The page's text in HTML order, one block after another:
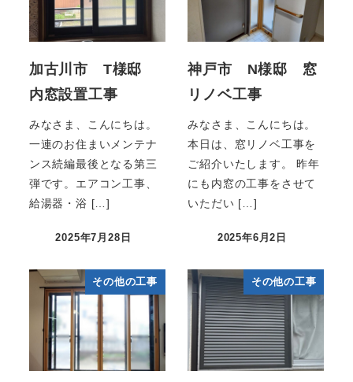
加古川市 T様邸
内窓設置工事
みなさま、こんにちは。
一連のお住まいメンテナ
ンス続編最後となる第三
弾です。エアコン工事、
給湯器・浴 […]
2025年7月28日
神戸市 N様邸 窓
リノベ工事
みなさま、こんにちは。
本日は、窓リノベ工事を
ご紹介いたします。 昨年
にも内窓の工事をさせて
いただい […]
2025年6月2日
その他の工事 その他の工事